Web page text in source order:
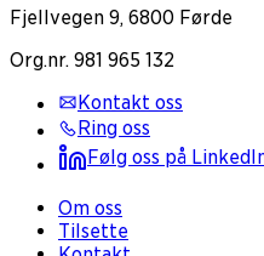
Fjellvegen 9, 6800 Førde
Org.nr. 981 965 132
Kontakt oss
Ring oss
Følg oss på
Om oss
Tilsette